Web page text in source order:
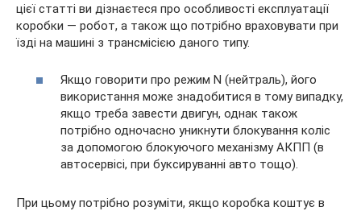
цієї статті ви дізнаєтеся про особливості експлуатації
коробки — робот, а також що потрібно враховувати при
їзді на машині з трансмісією даного типу.
Якщо говорити про режим N (нейтраль), його
використання може знадобитися в тому випадку,
якщо треба завести двигун, однак також
потрібно одночасно уникнути блокування коліс
за допомогою блокуючого механізму АКПП (в
автосервісі, при буксируванні авто тощо).
При цьому потрібно розуміти, якщо коробка коштує в